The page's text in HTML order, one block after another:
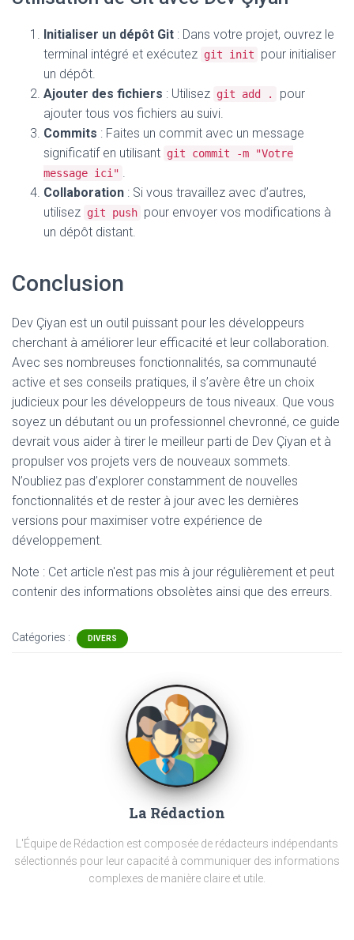
Initialiser un dépôt Git : Dans votre projet, ouvrez le
terminal intégré et exécutez git init
pour initialiser
un dépôt.
Ajouter des fichiers : Utilisez git add .
pour
ajouter tous vos fichiers au suivi.
Commits : Faites un commit avec un message
significatif en utilisant git commit -m "Votre
message ici" .
Collaboration : Si vous travaillez avec d’autres,
utilisez git push pour envoyer vos modifications à
un dépôt distant.
Conclusion
Dev Çiyan est un outil puissant pour les développeurs
cherchant à améliorer leur efficacité et leur collaboration.
Avec ses nombreuses fonctionnalités, sa communauté
active et ses conseils pratiques, il s’avère être un choix
judicieux pour les développeurs de tous niveaux. Que vous
soyez un débutant ou un professionnel chevronné, ce guide
devrait vous aider à tirer le meilleur parti de Dev Çiyan et à
propulser vos projets vers de nouveaux sommets.
N’oubliez pas d’explorer constamment de nouvelles
fonctionnalités et de rester à jour avec les dernières
versions pour maximiser votre expérience de
développement.
Note : Cet article n'est pas mis à jour régulièrement et peut
contenir des informations obsolètes ainsi que des erreurs.
Catégories : DIVERS
La Rédaction
L'Équipe de Rédaction est composée de rédacteurs indépendants
sélectionnés pour leur capacité à communiquer des informations
complexes de manière claire et utile.